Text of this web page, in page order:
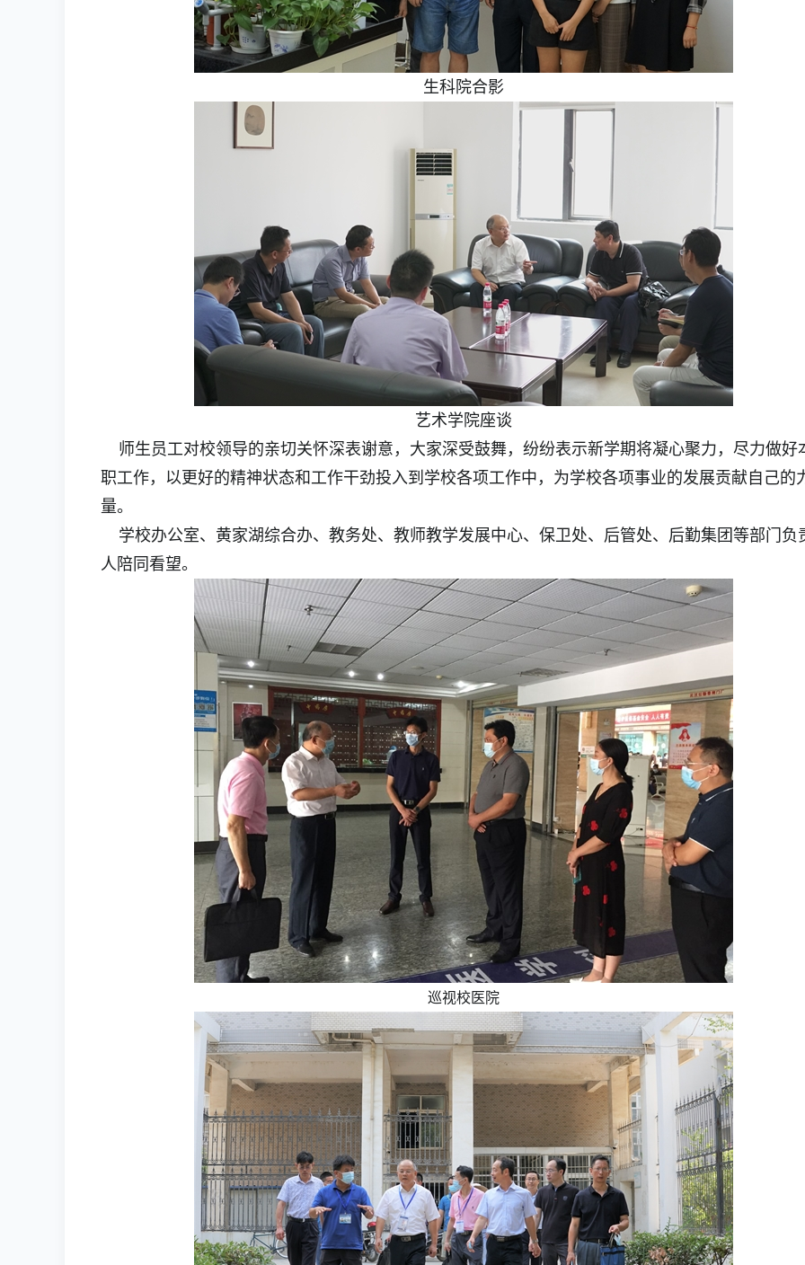
生科院合影
艺术学院座谈
师生员工对校领导的亲切关怀深表谢意，大家深受鼓舞，纷纷表示新学期将凝心聚力，尽力做好
职工作，以更好的精神状态和工作干劲投入到学校各项工作中，为学校各项事业的发展贡献自己的
量。
学校办公室、黄家湖综合办、教务处、教师教学发展中心、保卫处、后管处、后勤集团等部门负
人陪同看望。
巡视校医院